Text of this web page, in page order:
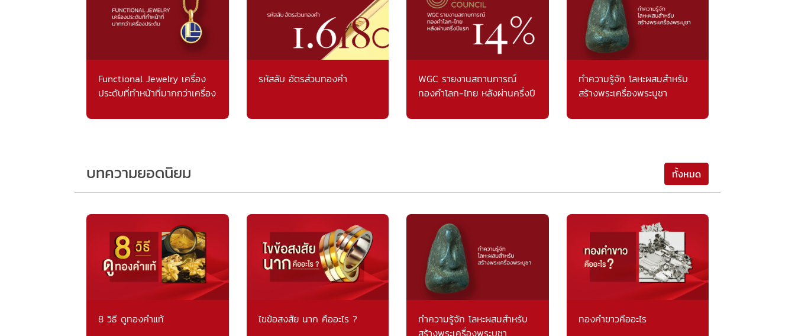
Functional Jewelry เครื่อง
ประดับที่ทำหน้าที่มากกว่าเครื่อง
รหัสลับ อัตรส่วนทองคำ
WGC รายงานสถานการณ์
ทองคำโลก-ไทย หลังผ่านครึ่งปี
ทำความรู้จัก โลหะผสมสำหรับ
สร้างพระเครื่องพระบูชา
บทความยอดนิยม ทั้งหมด
8 วิธี ดูทองคำแท้ ไขข้อสงสัย นาก คืออะไร ?
ทำความรู้จัก โลหะผสมสำหรับ
สร้างพระเครื่องพระบูชา
ทองคำขาวคืออะไร